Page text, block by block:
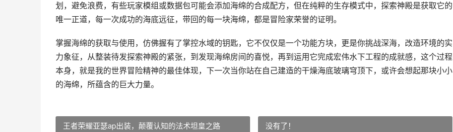
划，避免浪费，有些玩家模组或数据包可能会添加海绵的合成配方，但在纯粹的生存模式中，探索神殿是获取它的
唯一正道，每一次成功的海底远征，带回的每一块海绵，都是冒险家荣誉的证明。
掌握海绵的获取与使用，仿佛握有了掌控水域的钥匙，它不仅仅是一个功能方块，更是你挑战深海，改造环境的实
力象征，从整装待发探索神殿的紧张，到发现海绵房间的喜悦，再到运用它完成宏伟水下工程的成就感，这个过程
本身，就是我的世界冒险精神的最佳体现，下一次当你站在自己建造的干燥海底玻璃穹顶下，或许会想起那块小小
的海绵，所蕴含的巨大力量。
王者荣耀亚瑟ap出装，颠覆认知的法术坦皇之路 没有了！